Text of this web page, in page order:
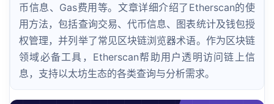
币信息、Gas费用等。文章详细介绍了Etherscan的使
用方法，包括查询交易、代币信息、图表统计及钱包授
权管理，并列举了常见区块链浏览器术语。作为区块链
领域必备工具，Etherscan帮助用户透明访问链上信
息，支持以太坊生态的各类查询与分析需求。